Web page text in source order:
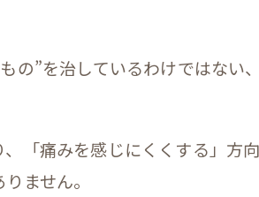
”を治しているわけではない
「痛みを感じにくくする」方
ません。